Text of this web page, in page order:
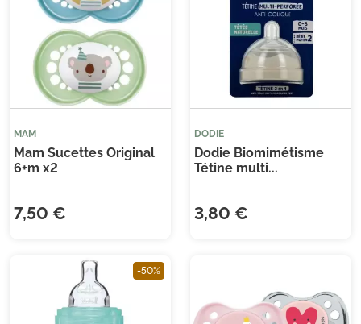
MAM
Mam Sucettes Original
6+m x2
7,50 €
DODIE
Dodie Biomimétisme
Tétine multi...
3,80 €
-50%